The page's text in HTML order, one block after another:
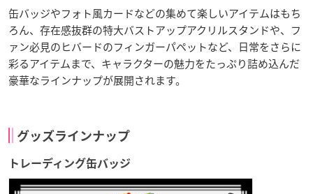
缶バッジやフォト風カードなどの集めて楽しいアイテムはもち
ろん、存在感抜群の特大バストアップアクリルスタンドや、フ
ァン必見のヒバードのフィンガーパペットなど、日常をさらに
彩るアイテムまで、キャラクターの魅力をたっぷり詰め込んだ
豪華なラインナップが展開されます。
グッズラインナップ
トレーディング缶バッジ